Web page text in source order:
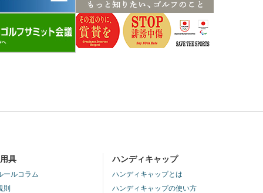
具
ールコラム
則
ハンディキャップ
ハンディキャップとは
ハンディキャップの使い方